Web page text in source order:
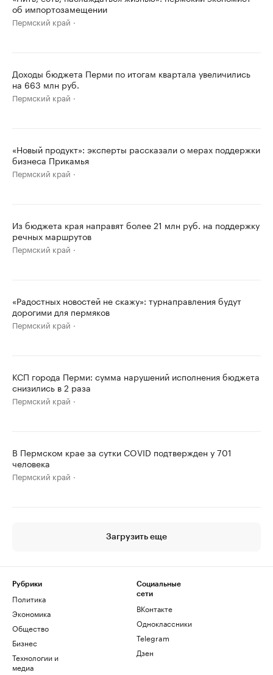
об импортозамещении
Пермский край
Доходы бюджета Перми по итогам квартала увеличились
на 663 млн руб.
Пермский край
«Новый продукт»: эксперты рассказали о мерах поддержки
бизнеса Прикамья
Пермский край
Из бюджета края направят более 21 млн руб. на поддержку
речных маршрутов
Пермский край
«Радостных новостей не скажу»: турнаправления будут
дорогими для пермяков
Пермский край
КСП города Перми: сумма нарушений исполнения бюджета
снизились в 2 раза
Пермский край
В Пермском крае за сутки COVID подтвержден у 701
человека
Пермский край
Загрузить еще
Рубрики
Политика
Экономика
Общество
Бизнес
Технологии и
медиа
Социальные
сети
ВКонтакте
Одноклассники
Telegram
Дзен